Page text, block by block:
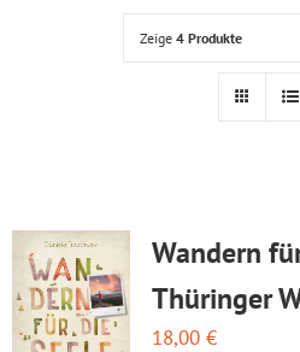
Zeige 4 Produkte
Wandern
Thüringer
18,00 €